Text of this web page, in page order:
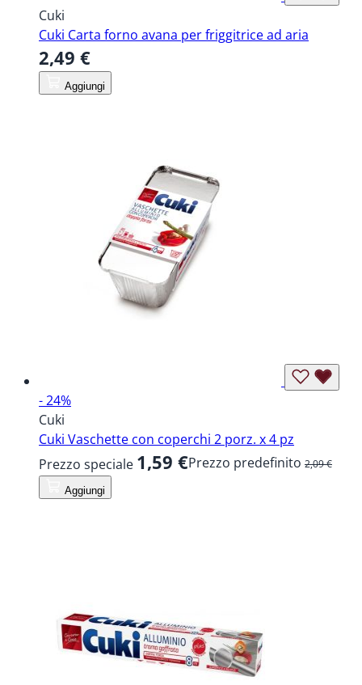
Cuki
Cuki Carta forno avana per friggitrice ad aria
2,49 €
Aggiungi
- 24%
Cuki
Cuki Vaschette con coperchi 2 porz. x 4 pz
Prezzo speciale 1,59 €Prezzo predefinito 2,09 €
Aggiungi